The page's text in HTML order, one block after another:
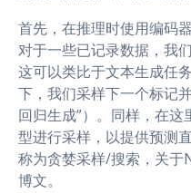
首先，在推理时使用编码
对于一些已记录数据，我
这可以类比于文本生成任
下，我们采样下一个标记
回归生成”）。同样，在
型进行采样，以提供预测
称为贪婪采样/搜索，关于
博文。